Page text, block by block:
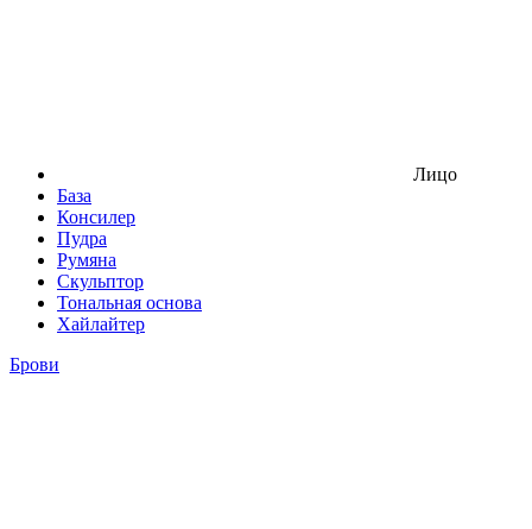
Лицо
База
Консилер
Пудра
Румяна
Скульптор
Тональная основа
Хайлайтер
Брови